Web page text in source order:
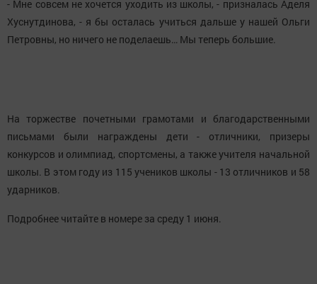
- Мне совсем не хочется уходить из школы, - призналась Аделя
Хуснутдинова, - я бы осталась учиться дальше у нашей Ольги
Петровны, но ничего не поделаешь… Мы теперь большие.
На торжестве почетными грамотами и благодарственными
письмами были награждены дети - отличники, призеры
конкурсов и олимпиад, спортсмены, а также учителя начальной
школы. В этом году из 115 учеников школы - 13 отличников и 58
ударников.
Подробнее читайте в номере за среду 1 июня.